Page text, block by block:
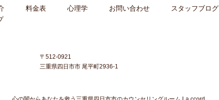
料金表 心理学 お問い合わせ スタッフブログ
〒512-0921
三重県四日市市 尾平町2936-1